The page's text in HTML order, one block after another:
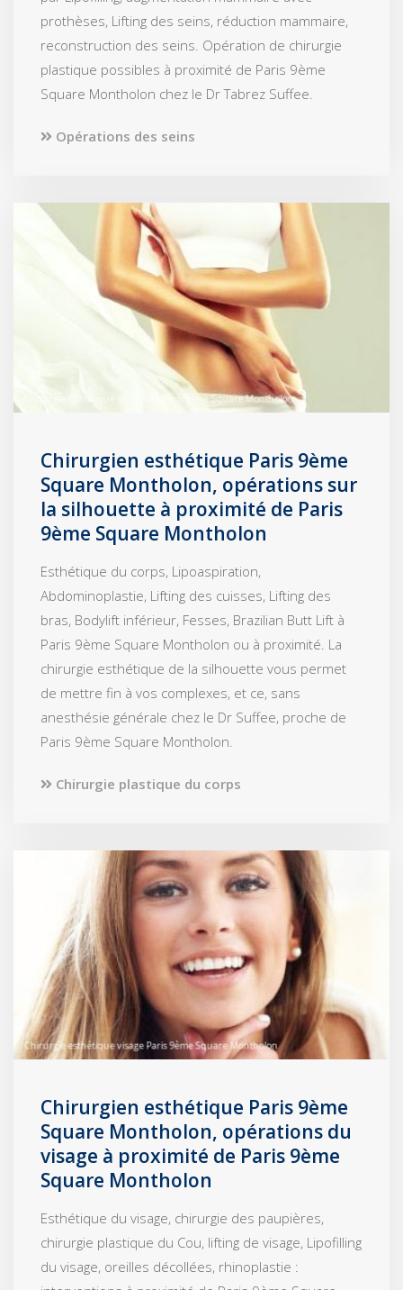
prothèses, Lifting des seins, réduction mammaire,
reconstruction des seins. Opération de chirurgie
plastique possibles à proximité de Paris 9ème
Square Montholon chez le Dr Tabrez Suffee.
Opérations des seins
Chirurgien esthétique Paris 9ème
Square Montholon, opérations sur
la silhouette à proximité de Paris
9ème Square Montholon
Esthétique du corps, Lipoaspiration,
Abdominoplastie, Lifting des cuisses, Lifting des
bras, Bodylift inférieur, Fesses, Brazilian Butt Lift à
Paris 9ème Square Montholon ou à proximité. La
chirurgie esthétique de la silhouette vous permet
de mettre fin à vos complexes, et ce, sans
anesthésie générale chez le Dr Suffee, proche de
Paris 9ème Square Montholon.
Chirurgie plastique du corps
Chirurgien esthétique Paris 9ème
Square Montholon, opérations du
visage à proximité de Paris 9ème
Square Montholon
Esthétique du visage, chirurgie des paupières,
chirurgie plastique du Cou, lifting de visage, Lipofilling
du visage, oreilles décollées, rhinoplastie :